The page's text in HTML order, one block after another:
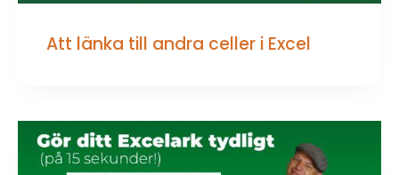
Att länka till andra celler i Excel